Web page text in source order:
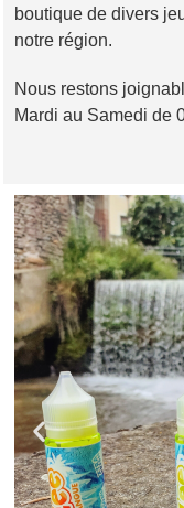
boutique de divers
notre région.
Nous restons
Mardi au Samedi de